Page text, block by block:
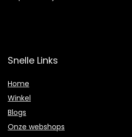
Snelle Links
Home
Winkel
Blogs
Onze webshops